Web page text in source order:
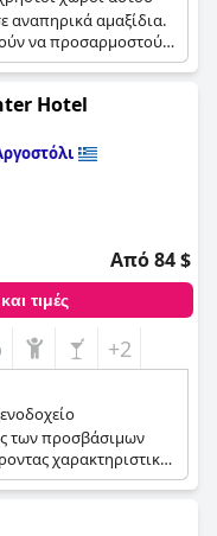
αναπηρικά αμαξίδια.
να προσαρμοστούν
με ράμπες και
επίσης τουαλέτα και
Hotel
Από 84 $
τιμές
+2
των προσβάσιμων
χαρακτηριστικά